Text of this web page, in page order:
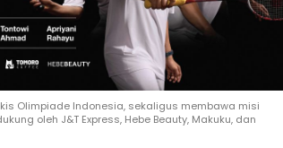
Olimpiade Indonesia, sekaligus membawa misi
oleh J&T Express, Hebe Beauty, Makuku, dan